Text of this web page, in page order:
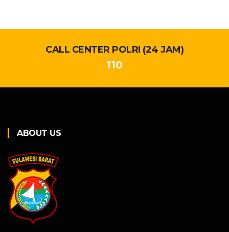
CALL CENTER POLRI (24 JAM)
110
ABOUT US